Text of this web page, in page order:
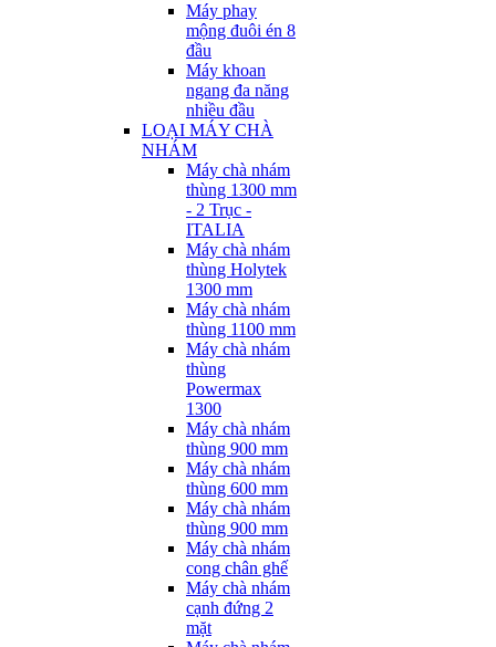
Máy phay
mộng đuôi én 8
đầu
Máy khoan
ngang đa năng
nhiều đầu
LOẠI MÁY CHÀ
NHÁM
Máy chà nhám
thùng 1300 mm
- 2 Trục -
ITALIA
Máy chà nhám
thùng Holytek
1300 mm
Máy chà nhám
thùng 1100 mm
Máy chà nhám
thùng
Powermax
1300
Máy chà nhám
thùng 900 mm
Máy chà nhám
thùng 600 mm
Máy chà nhám
thùng 900 mm
Máy chà nhám
cong chân ghế
Máy chà nhám
cạnh đứng 2
mặt